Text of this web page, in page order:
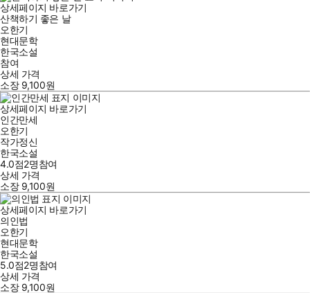
상세페이지 바로가기
산책하기 좋은 날
오한기
현대문학
한국소설
참여
상세 가격
소장 9,100원
상세페이지 바로가기
인간만세
오한기
작가정신
한국소설
4.0점2명참여
상세 가격
소장 9,100원
상세페이지 바로가기
의인법
오한기
현대문학
한국소설
5.0점2명참여
상세 가격
소장 9,100원